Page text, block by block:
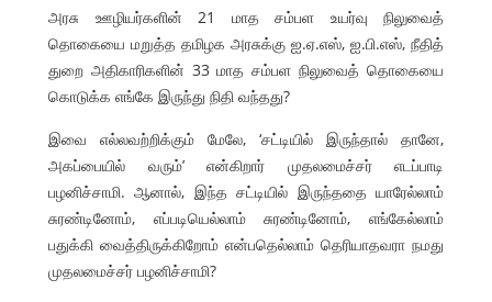
அரசு ஊழியர்களின் 21 மாத சம்பள உயர்வு நிலுவைத்
தொகையை மறுத்த தமிழக அரசுக்கு ஐ.ஏ.எஸ், ஐ.பி.எஸ், நீதித்
துறை அதிகாரிகளின் 33 மாத சம்பள நிலுவைத் தொகையை
கொடுக்க எங்கே இருந்து நிதி வந்தது?
இவை எல்லவற்றிக்கும் மேலே, ‘சட்டியில் இருந்தால் தானே,
அகப்பையில் வரும்’ என்கிறார் முதலமைச்சர் எடப்பாடி
பழனிச்சாமி. ஆனால், இந்த சட்டியில் இருந்ததை யாரேல்லாம்
சுரண்டினோம், எப்படியெல்லாம் சுரண்டினோம், எங்கேல்லாம்
பதுக்கி வைத்திருக்கிறோம் என்பதெல்லாம் தெரியாதவரா நமது
முதலமைச்சர் பழனிச்சாமி?